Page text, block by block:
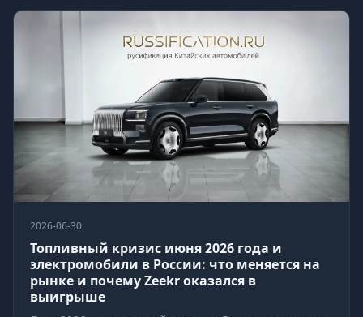
2026-06-30
Топливный кризис июня 2026 года и
электромобили в России: что меняется на
рынке и почему Zeekr оказался в
выигрыше